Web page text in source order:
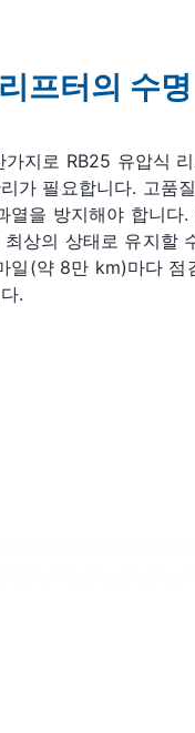
프터의 수
지로 RB25 유압식
가 필요합니다. 고품
열을 방지해야 합니다
상의 상태로 유지할
일(약 8만 km)마다 점
.